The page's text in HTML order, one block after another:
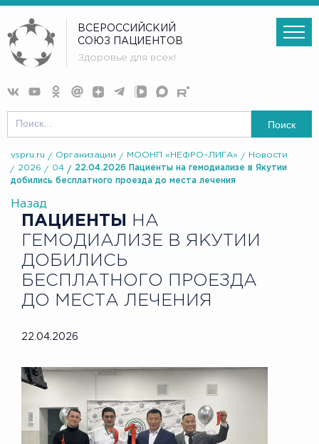
ВСЕРОССИЙСКИЙ
СОЮЗ ПАЦИЕНТОВ
Здоровье для всех!
Поиск
vspru.ru Организации МООНП «НЕФРО–ЛИГА»
Новости
2026
04
22.04.2026 Пациенты на гемодиализе в Якутии
добились бесплатного проезда до места лечения
Назад
ПАЦИЕНТЫ
НА
ГЕМОДИАЛИЗЕ В ЯКУТИИ
ДОБИЛИСЬ
БЕСПЛАТНОГО ПРОЕЗДА
ДО МЕСТА ЛЕЧЕНИЯ
22.04.2026